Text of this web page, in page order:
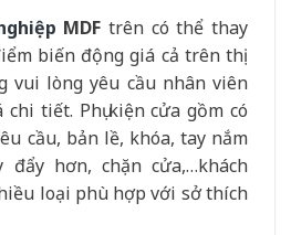
MDF trên có thể thay
biến động giá cả trên thị
vui lòng yêu cầu nhân viên
tiết. Phụ kiện cửa gồm có
cầu, bản lề, khóa, tay nắm
hơn, chặn cửa,…khách
loại phù hợp với sở thích